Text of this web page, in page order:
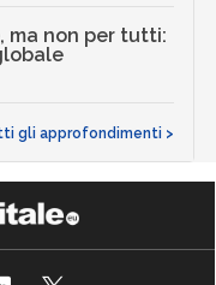
ma non per tutti:
gli approfondimenti >